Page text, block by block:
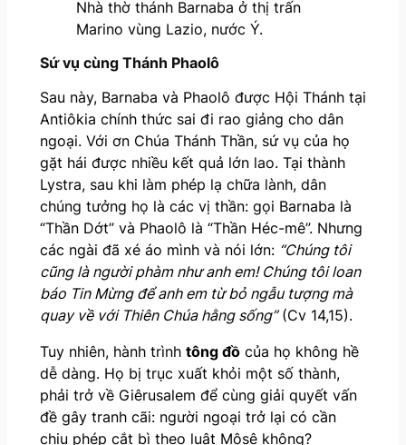
Nhà thờ thánh Barnaba ở thị trấn
Marino vùng Lazio, nước Ý.
Sứ vụ cùng Thánh Phaolô
Sau này, Barnaba và Phaolô được Hội Thánh tại
Antiôkia chính thức sai đi rao giảng cho dân
ngoại. Với ơn Chúa Thánh Thần, sứ vụ của họ
gặt hái được nhiều kết quả lớn lao. Tại thành
Lystra, sau khi làm phép lạ chữa lành, dân
chúng tưởng họ là các vị thần: gọi Barnaba là
“Thần Dớt” và Phaolô là “Thần Héc-mê”. Nhưng
các ngài đã xé áo mình và nói lớn: “Chúng tôi
cũng là người phàm như anh em! Chúng tôi loan
báo Tin Mừng để anh em từ bỏ ngẫu tượng mà
quay về với Thiên Chúa hằng sống”(Cv 14,15).
Tuy nhiên, hành trình tông đồcủa họ không hề
dễ dàng. Họ bị trục xuất khỏi một số thành,
phải trở về Giêrusalem để cùng giải quyết vấn
đề gây tranh cãi: người ngoại trở lại có cần
chịu phép cắt bì theo luật Môsê không?